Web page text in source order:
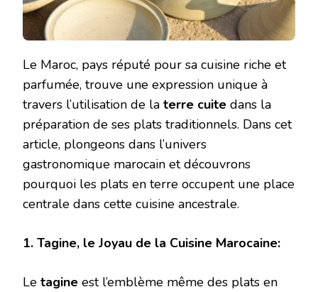
Le Maroc, pays réputé pour sa cuisine riche et
parfumée, trouve une expression unique à
travers l’utilisation de la terre cuite dans la
préparation de ses plats traditionnels. Dans cet
article, plongeons dans l’univers
gastronomique marocain et découvrons
pourquoi les plats en terre occupent une place
centrale dans cette cuisine ancestrale.
1. Tagine, le Joyau de la Cuisine Marocaine:
Le tagine est l’emblème même des plats en